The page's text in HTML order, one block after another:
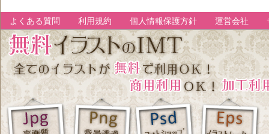
よくある質問 利用規約 個人情報保護方針 運営会社